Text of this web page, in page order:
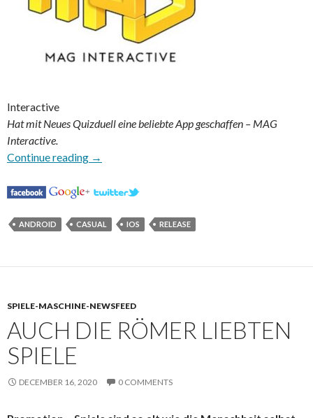
Interactive
Hat mit Neues Quizduell eine beliebte App geschaffen – MAG
Interactive.
Continue reading Neues Quizduell geht live
→
ANDROID CASUAL IOS RELEASE
SPIELE-MASCHINE-NEWSFEED
AUCH DIE RÖMER LIEBTEN
SPIELE
DECEMBER 16, 2020 0 COMMENTS